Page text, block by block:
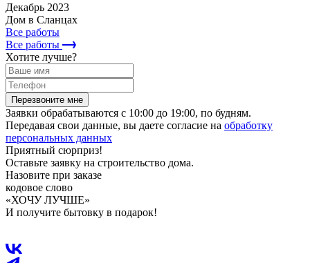
Декабрь 2023
Дом в Сланцах
Все работы
Все работы
Хотите лучше?
Перезвоните мне
Заявки обрабатываются с 10:00 до 19:00, по будням.
Передавая свои данные, вы даете согласие на обработку
персональных данных
Приятный сюрприз!
Оставьте заявку на строительство дома.
Назовите при заказе
кодовое слово
«ХОЧУ ЛУЧШЕ»
И получите бытовку в подарок!